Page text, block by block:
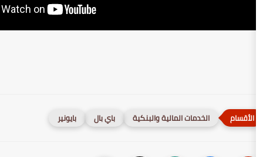
المالية والبنكية باي بال بايونير